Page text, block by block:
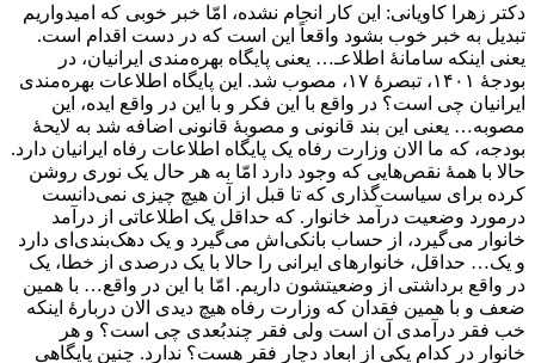
دکتر زهرا کاویانی: این کار انجام نشده، امّا خبر خوبی که امیدواریم
تبدیل به خبر خوب بشود واقعاً این است که در دست اقدام است.
یعنی اینکه سامانۀ اطلاعـ… یعنی پایگاه بهره‌مندی ایرانیان، در
بودجۀ ۱۴۰۱، تبصرۀ ۱۷، مصوب شد. این پایگاه اطلاعات بهره‌مندی
ایرانیان چی است؟ در واقع با این فکر و با این در واقع ایده، این
مصوبه… یعنی این بند قانونی و مصوبۀ قانونی اضافه شد به لایحۀ
بودجه، که ما الان وزارت رفاه یک پایگاه اطلاعات رفاه ایرانیان دارد.
حالا با همۀ نقص‌هایی که وجود دارد امّا به هر حال یک نوری روشن
کرده برای سیاست‌گذاری که تا قبل از آن هیچ چیزی نمی‌دانست
درمورد وضعیت درآمد خانوار. که حداقل یک اطلاعاتی از درآمد
خانوار می‌گیرد، از حساب بانکی‌اش می‌گیرد و یک دهک‌بندی‌ای دارد
و یک… حداقل، خانوارهای ایرانی را حالا با یک درصدی از خطا، یک
در واقع برداشتی از وضعیتشون داریم. امّا با این در واقع… با همین
ضعف و با همین فقدان که وزارت رفاه هیچ دیدی الان دربارۀ اینکه
خب فقر درآمدی آن است ولی فقر چندبُعدی چی است؟ و هر
خانوار در کدام یکی از ابعاد دچار فقر هست؟ ندارد. چنین پایگاهی